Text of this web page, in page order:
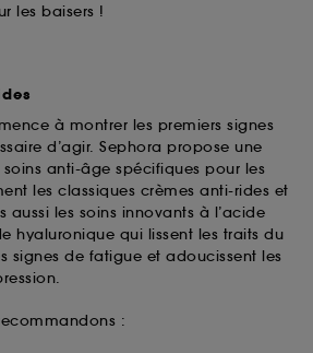
les baisers !
à montrer les premiers signes
d’agir. Sephora propose une
anti-âge spécifiques pour les
les classiques crèmes anti-rides et
aussi les soins innovants à l’acide
hyaluronique qui lissent les traits du
signes de fatigue et adoucissent les
: